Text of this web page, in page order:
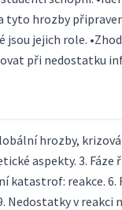
tyto hrozby
jejich role.
při nedostatku
hrozby,
aspekty. 3.
katastrof: reakce.
v reakci